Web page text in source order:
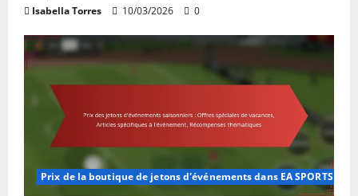
Isabella Torres 10/03/2026 0
Prix de la boutique de jetons d'événements dans EA SPORTS FC